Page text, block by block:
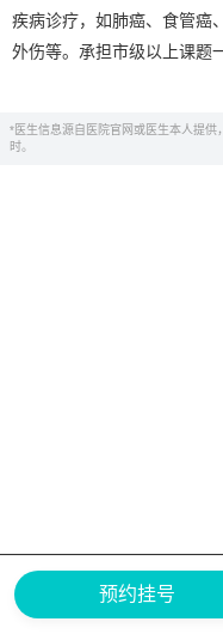
疾病诊疗，如肺癌、食管癌
外伤等。承担市级以上课题
*医生信息源自医院官网或医生本人提
时。
网上有害
Copyright ©
预约挂号